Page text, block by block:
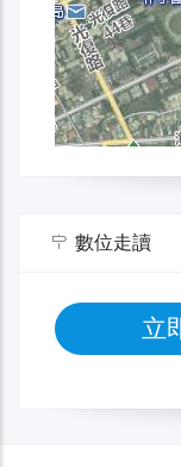
數位走讀
立